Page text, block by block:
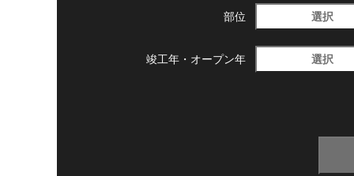
部位 選択
竣工年・ オープン年 選択